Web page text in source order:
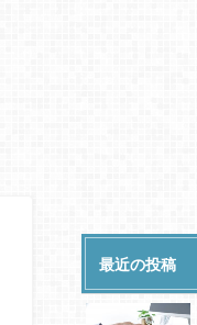
最近の投稿